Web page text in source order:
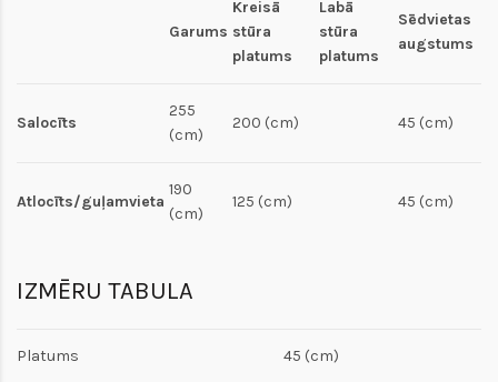
Garums
Kreisā
stūra
platums
Labā
stūra
platums
Sēdvietas
augstums
Salocīts
255
(cm)
200 (cm) 45 (cm)
Atlocīts/guļamvieta
190
(cm)
125 (cm) 45 (cm)
IZMĒRU TABULA
Platums 45 (cm)